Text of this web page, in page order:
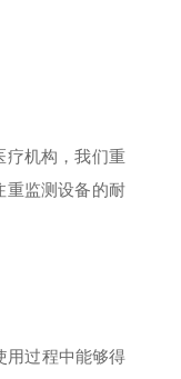
疗机构，我们重
重监测设备的耐
用过程中能够得